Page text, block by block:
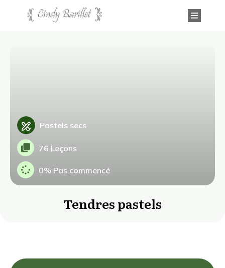
Pastels secs
76 Leçons
0% Pas commencé
Tendres pastels